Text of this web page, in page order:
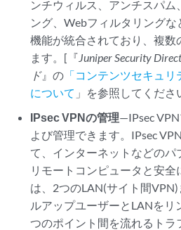
ンチウィルス、アンチスパム
ング、Webフィルタリング
機能が統合されており、複数
ます。[『Juniper Security
ド』の 「コンテンツセキュ
について 」を参照してくださ
IPsec VPNの管理—IPsec
よび管理できます。IPsec
て、インターネットなどのパ
リモートコンピュータと安
は、2つのLAN(サイト間
ルアップユーザーとLANを
つのポイント間を流れるトラ